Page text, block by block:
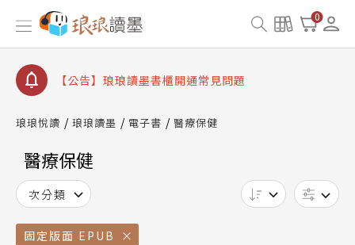
0
【公告】因 Readmoo 讀墨系統維護中，本站同步暫
停部分閱讀服務
【公告】琅琅讀墨數位閱讀資產合併與書櫃開通申請
【公告】琅琅讀墨書櫃開通常見問題
請圖文教學
查詢
【公告】因 Readmoo 讀墨系統維護中，本站同步暫
停部分閱讀服務
琅琅悅讀 琅琅讀墨 電子書 醫療保健
醫療保健
次分類
固定版面 EPUB